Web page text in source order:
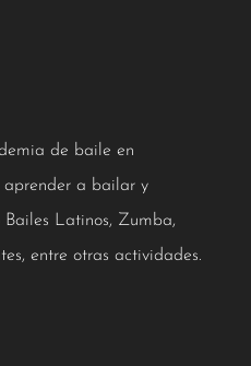
de baile en
a bailar y
Latinos, Zumba,
entre otras actividades.